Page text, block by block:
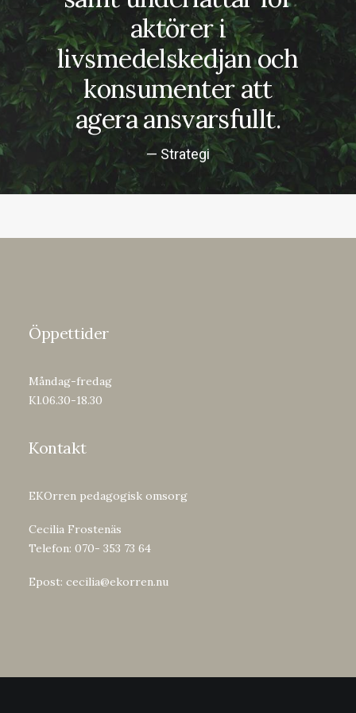
aktörer i
livsmedelskedjan och
konsumenter att
agera ansvarsfullt.
— Strategi
Kontakt
EKOrren pedagogisk omsorg
Cecilia Frostenäs
Telefon: 070- 353 73 64
Epost: cecilia@ekorren.nu
Öppettider
Måndag-fredag
Kl.06.30-18.30